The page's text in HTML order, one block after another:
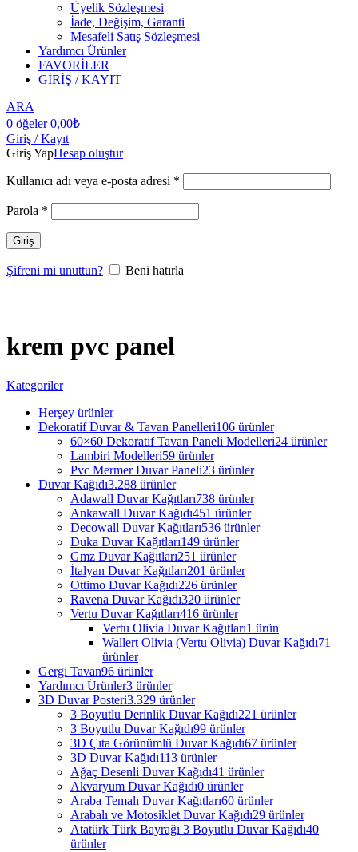
Üyelik Sözleşmesi
İade, Değişim, Garanti
Mesafeli Satış Sözleşmesi
Yardımcı Ürünler
FAVORİLER
GİRİŞ / KAYIT
ARA
0 öğeler 0,00₺
Giriş / Kayıt
Giriş YapHesap oluştur
Kullanıcı adı veya e-posta adresi *
Parola *
Giriş
Şifreni mi unuttun? Beni hatırla
krem pvc panel
Kategoriler
Herşey ürünler
Dekoratif Duvar & Tavan Panelleri106 ürünler
60×60 Dekoratif Tavan Paneli Modelleri24 ürünler
Lambiri Modelleri59 ürünler
Pvc Mermer Duvar Paneli23 ürünler
Duvar Kağıdı3.288 ürünler
Adawall Duvar Kağıtları738 ürünler
Ankawall Duvar Kağıdı451 ürünler
Decowall Duvar Kağıtları536 ürünler
Duka Duvar Kağıtları149 ürünler
Gmz Duvar Kağıtları251 ürünler
İtalyan Duvar Kağıtları201 ürünler
Ottimo Duvar Kağıdı226 ürünler
Ravena Duvar Kağıdı320 ürünler
Vertu Duvar Kağıtları416 ürünler
Vertu Olivia Duvar Kağıtları1 ürün
Wallert Olivia (Vertu Olivia) Duvar Kağıdı71
ürünler
Gergi Tavan96 ürünler
Yardımcı Ürünler3 ürünler
3D Duvar Posteri3.329 ürünler
3 Boyutlu Derinlik Duvar Kağıdı221 ürünler
3 Boyutlu Duvar Kağıdı99 ürünler
3D Çıta Görünümlü Duvar Kağıdı67 ürünler
3D Duvar Kağıdı113 ürünler
Ağaç Desenli Duvar Kağıdı41 ürünler
Akvaryum Duvar Kağıdı0 ürünler
Araba Temalı Duvar Kağıtları60 ürünler
Arabalı ve Motosiklet Duvar Kağıdı29 ürünler
Atatürk Türk Bayrağı 3 Boyutlu Duvar Kağıdı40
ürünler